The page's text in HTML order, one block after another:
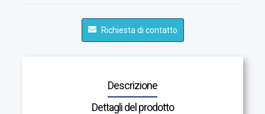
Richiesta di contatto
Descrizione
Dettagli del prodotto